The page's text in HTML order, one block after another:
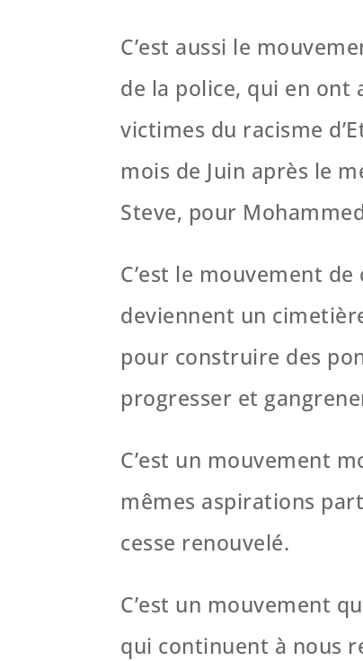
C’est aussi le
de la police, qui en ont
victimes du racisme
mois de Juin après le
Steve, pour
C’est le mouvement
deviennent un
pour construire des
progresser et
C’est un mouvement
mêmes aspirations
cesse renouvelé.
C’est un mouvement
qui continuent à nous